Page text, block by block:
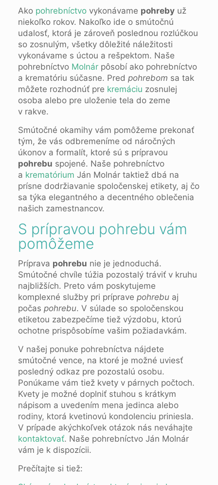
Ako pohrebníctvovykonávame pohrebyuž
niekoľko rokov. Nakoľko ide o smútočnú
udalosť, ktorá je zároveň poslednou rozlúčkou
so zosnulým, všetky dôležité náležitosti
vykonávame s úctou a rešpektom. Naše
pohrebníctvo Molnárpôsobí ako pohrebníctvo
a krematóriu súčasne. Pred pohrebom sa tak
môžete rozhodnúť pre kremáciu zosnulej
osoba alebo pre uloženie tela do zeme
v rakve.
Smútočné okamihy vám pomôžeme prekonať
tým, že vás odbremeníme od náročných
úkonov a formalít, ktoré sú s prípravou
pohrebu spojené. Naše pohrebníctvo
a krematórium Ján Molnár taktiež dbá na
prísne dodržiavanie spoločenskej etikety, aj čo
sa týka elegantného a decentného oblečenia
našich zamestnancov.
S prípravou pohrebu vám
pomôžeme
Príprava pohrebu nie je jednoduchá.
Smútočné chvíle túžia pozostalý tráviť v kruhu
najbližších. Preto vám poskytujeme
komplexné služby pri príprave pohrebuaj
počas pohrebu. V súlade so spoločenskou
etiketou zabezpečíme tiež výzdobu, ktorú
ochotne prispôsobíme vašim požiadavkám.
V našej ponuke pohrebníctva nájdete
smútočné vence, na ktoré je možné uviesť
posledný odkaz pre pozostalú osobu.
Ponúkame vám tiež kvety v párnych počtoch.
Kvety je možné doplniť stuhou s krátkym
nápisom a uvedením mena jedinca alebo
rodiny, ktorá kvetinovú kondolenciu priniesla.
V prípade akýchkoľvek otázok nás neváhajte
kontaktovať. Naše pohrebníctvo Ján Molnár
vám je k dispozícii.
Prečítajte si tiež: